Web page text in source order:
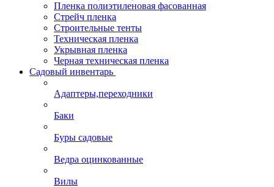
Пленка полиэтиленовая фасованная
Стрейч пленка
Строительные тенты
Техническая пленка
Укрывная пленка
Черная техническая пленка
Садовый инвентарь
Адаптеры,переходники
Баки
Буры садовые
Ведра оцинкованные
Вилы